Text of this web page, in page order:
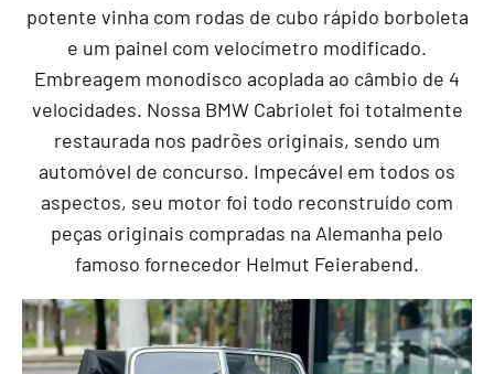
potente vinha com rodas de cubo rápido borboleta
e um painel com velocímetro modificado.
Embreagem monodisco acoplada ao câmbio de 4
velocidades. Nossa BMW Cabriolet foi totalmente
restaurada nos padrões originais, sendo um
automóvel de concurso. Impecável em todos os
aspectos, seu motor foi todo reconstruído com
peças originais compradas na Alemanha pelo
famoso fornecedor Helmut Feierabend.